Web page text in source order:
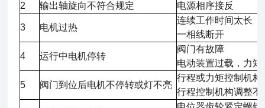
2
输出轴旋向不符合规定 电源相序接反
3 电机过热
连续工作时间太长
一相线断开
4 运行中电机停转
阀门有故障
电动装置过载，力
5 阀门到位后电机不停转或灯不亮
行程或力矩控制机构
行程控制机构调整不